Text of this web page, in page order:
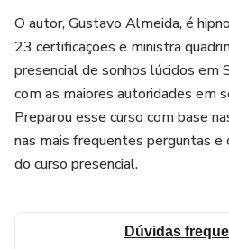
cada área da sua vida na qual
possível desenvolver um plano de
fazer com que ela decole
personalizada para você.
É essa a proposta do programa
O autor, Gustavo Almeida, é
23 certificações e ministra
presencial de sonhos lúcidos em
com as maiores autoridades em
Preparou esse curso com base
nas mais frequentes perguntas e
do curso presencial.
Dúvidas